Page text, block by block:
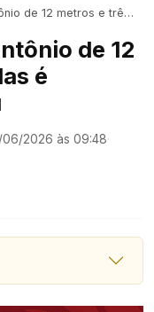
três toneladas é instalada em Aracaju
de 12
é
2026 às 09:48·